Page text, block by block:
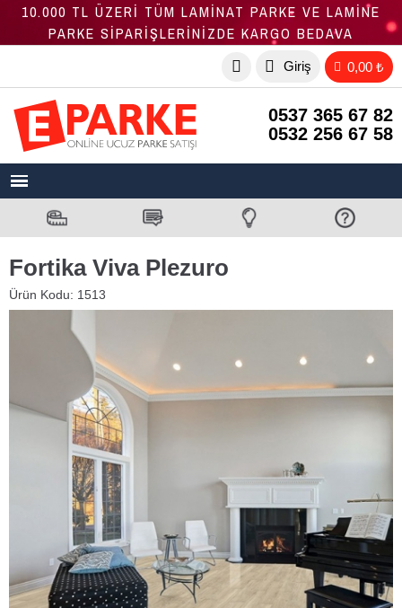
10.000 TL ÜZERİ TÜM LAMİNAT PARKE VE LAMİNE
PARKE SİPARİŞLERİNİZDE KARGO BEDAVA
Giriş 0,00 ₺
0537 365 67 82
0532 256 67 58
Fortika Viva Plezuro
Ürün Kodu: 1513